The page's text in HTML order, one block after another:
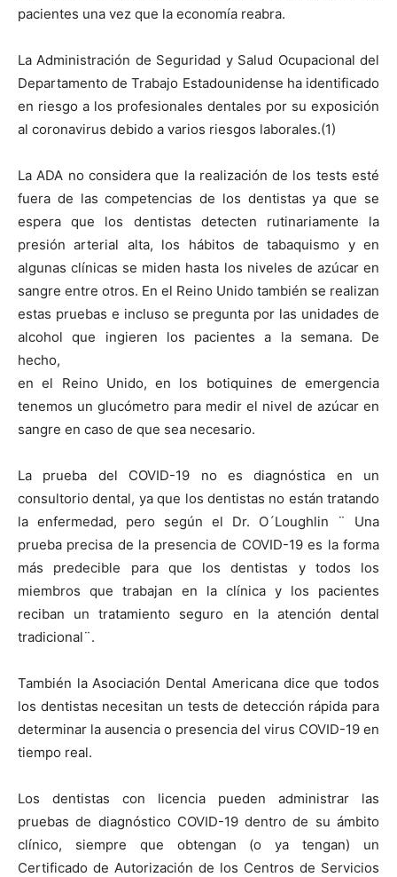
pacientes una vez que la economía reabra.
La Administración de Seguridad y Salud Ocupacional del
Departamento de Trabajo Estadounidense ha identificado
en riesgo a los profesionales dentales por su exposición
al coronavirus debido a varios riesgos laborales.(1)
La ADA no considera que la realización de los tests esté
fuera de las competencias de los dentistas ya que se
espera que los dentistas detecten rutinariamente la
presión arterial alta, los hábitos de tabaquismo y en
algunas clínicas se miden hasta los niveles de azúcar en
sangre entre otros. En el Reino Unido también se realizan
estas pruebas e incluso se pregunta por las unidades de
alcohol que ingieren los pacientes a la semana. De
hecho,
en el Reino Unido, en los botiquines de emergencia
tenemos un glucómetro para medir el nivel de azúcar en
sangre en caso de que sea necesario.
La prueba del COVID-19 no es diagnóstica en un
consultorio dental, ya que los dentistas no están tratando
la enfermedad, pero según el Dr. O´Loughlin ¨ Una
prueba precisa de la presencia de COVID-19 es la forma
más predecible para que los dentistas y todos los
miembros que trabajan en la clínica y los pacientes
reciban un tratamiento seguro en la atención dental
tradicional¨.
También la Asociación Dental Americana dice que todos
los dentistas necesitan un tests de detección rápida para
determinar la ausencia o presencia del virus COVID-19 en
tiempo real.
Los dentistas con licencia pueden administrar las
pruebas de diagnóstico COVID-19 dentro de su ámbito
clínico, siempre que obtengan (o ya tengan) un
Certificado de Autorización de los Centros de Servicios